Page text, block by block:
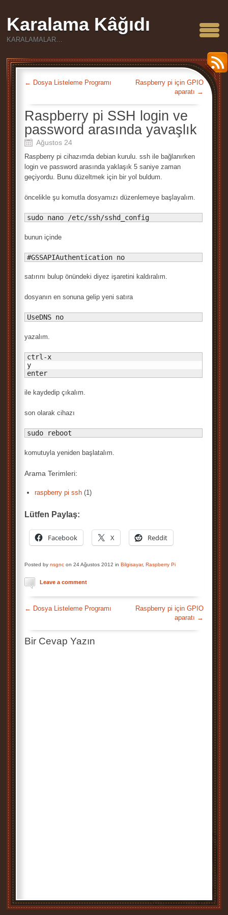
Karalama Kâğıdı
KARALAMALAR…
← Dosya Listeleme Programı
Raspberry pi için GPIO
aparatı →
Raspberry pi SSH login ve
password arasında yavaşlık
Ağustos 24
Raspberry pi cihazımda debian kurulu. ssh ile bağlanırken
login ve password arasında yaklaşık 5 saniye zaman
geçiyordu. Bunu düzeltmek için bir yol buldum.
öncelikle şu komutla dosyamızı düzenlemeye başlayalım.
sudo nano /etc/ssh/sshd_config
bunun içinde
#GSSAPIAuthentication no
satırını bulup önündeki diyez işaretini kaldıralım.
dosyanın en sonuna gelip yeni satıra
UseDNS no
yazalım.
ctrl-x
y
enter
ile kaydedip çıkalım.
son olarak cihazı
sudo reboot
komutuyla yeniden başlatalım.
Arama Terimleri:
raspberry pi ssh (1)
Lütfen Paylaş:
Facebook X Reddit
Posted by nsgnc on 24 Ağustos 2012 in Bilgisayar, Raspberry Pi
Leave a comment
← Dosya Listeleme Programı
Raspberry pi için GPIO
aparatı →
Bir Cevap Yazın